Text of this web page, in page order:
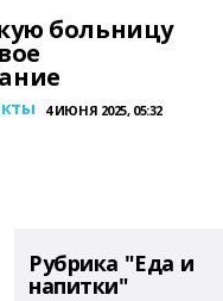
больницу
4 ИЮНЯ 2025, 05:32
Рубрика "Еда и
напитки"